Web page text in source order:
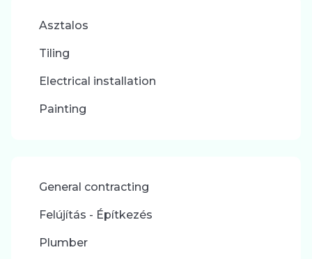
Asztalos
Tiling
Electrical installation
Painting
General contracting
Felújítás - Építkezés
Plumber